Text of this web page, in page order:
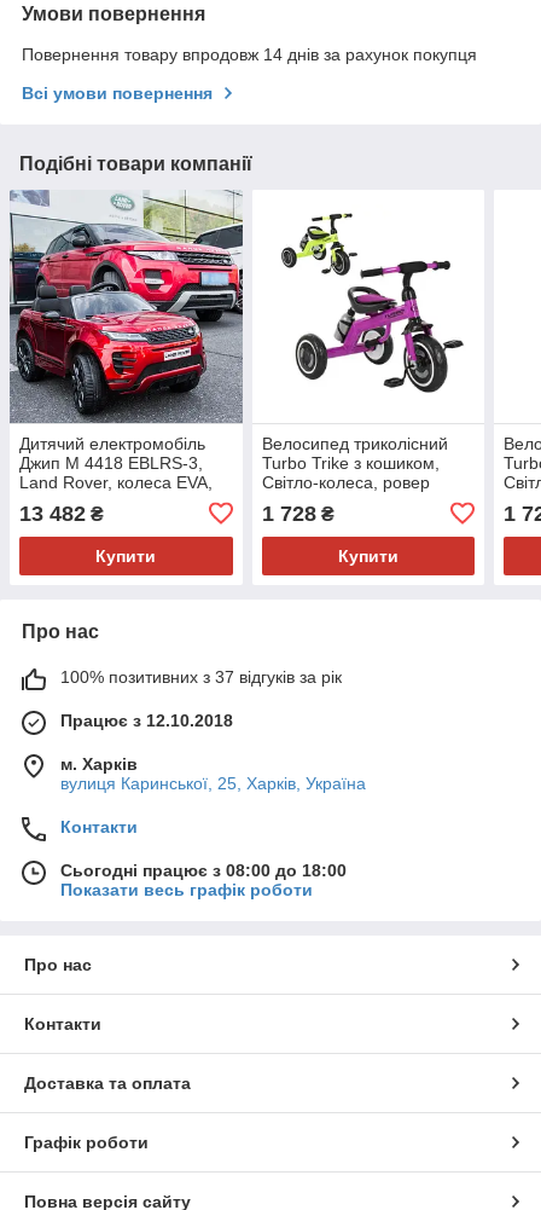
Умови повернення
Повернення товару впродовж 14 днів за рахунок покупця
Всі умови повернення
Подібні товари компанії
Дитячий електромобіль
Джип M 4418 EBLRS-3,
Land Rover, колеса EVA,
шкіряне сидіння, червоний
лак
13 482 ₴
Купити
Велосипед триколісний
Turbo Trike з кошиком,
Світло-колеса, ровер
1 728₴
Купити
1
Про нас
100% позитивних з 37 відгуків за рік
Працює з 12.10.2018
м. Харків
вулиця Каринської, 25, Харків, Україна
Контакти
Сьогодні працює з 08:00 до 18:00
Показати весь графік роботи
Про нас
Контакти
Доставка та оплата
Графік роботи
Повна версія сайту